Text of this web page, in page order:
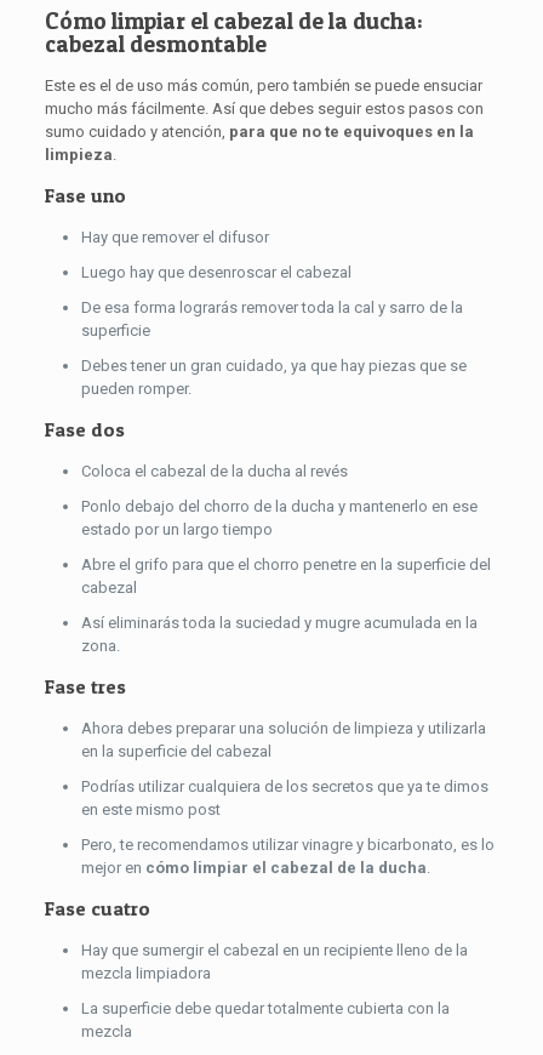
Cómo limpiar el cabezal de la ducha:
cabezal desmontable
Este es el de uso más común, pero también se puede ensuciar
mucho más fácilmente. Así que debes seguir estos pasos con
sumo cuidado y atención, para que no te equivoques en la
limpieza
Fase uno
Hay que remover el difusor
Luego hay que desenroscar el cabezal
De esa forma lograrás remover toda la cal y sarro de la
superficie
Debes tener un gran cuidado, ya que hay piezas que se
pueden romper.
Fase dos
Coloca el cabezal de la ducha al revés
Ponlo debajo del chorro de la ducha y mantenerlo en ese
estado por un largo tiempo
Abre el grifo para que el chorro penetre en la superficie del
cabezal
Así eliminarás toda la suciedad y mugre acumulada en la
zona.
Fase tres
Ahora debes preparar una solución de limpieza y utilizarla
en la superficie del cabezal
Podrías utilizar cualquiera de los secretos que ya te dimos
en este mismo post
Pero, te recomendamos utilizar vinagre y bicarbonato, es lo
mejor en cómo limpiar el cabezal de la ducha
Fase cuatro
Hay que sumergir el cabezal en un recipiente lleno de la
mezcla limpiadora
La superficie debe quedar totalmente cubierta con la
mezcla